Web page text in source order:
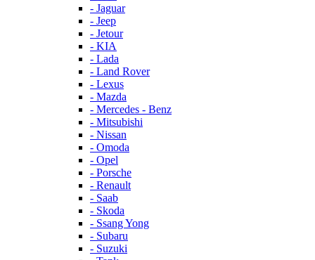
- Jaguar
- Jeep
- Jetour
- KIA
- Lada
- Land Rover
- Lexus
- Mazda
- Mercedes - Benz
- Mitsubishi
- Nissan
- Omoda
- Opel
- Porsche
- Renault
- Saab
- Skoda
- Ssang Yong
- Subaru
- Suzuki